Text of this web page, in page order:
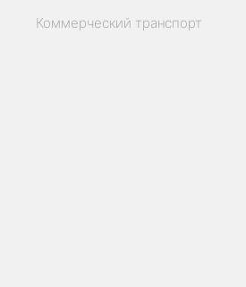
Коммерческий транспорт